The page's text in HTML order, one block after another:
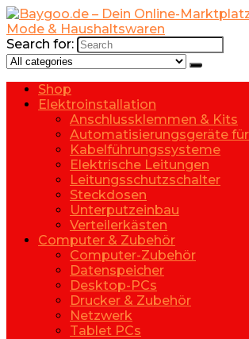
Search for:
Shop
Elektroinstallation
Anschlussklemmen & Kits
Automatisierungsgeräte
Kabelführungssysteme
Elektrische Leitungen
Leitungsschutzschalter
Steckdosen
Unterputzeinbau
Verteilerkästen
Computer & Zubehör
Computer-Zubehör
Datenspeicher
Desktop-PCs
Drucker & Zubehör
Netzwerk
Tablet PCs